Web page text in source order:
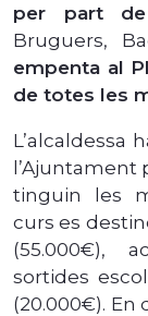
per part de
Bruguers,
empenta al
de totes les
L’alcaldessa
l’Ajuntament
tinguin les
curs es
(55.000€),
sortides
(20.000€). En